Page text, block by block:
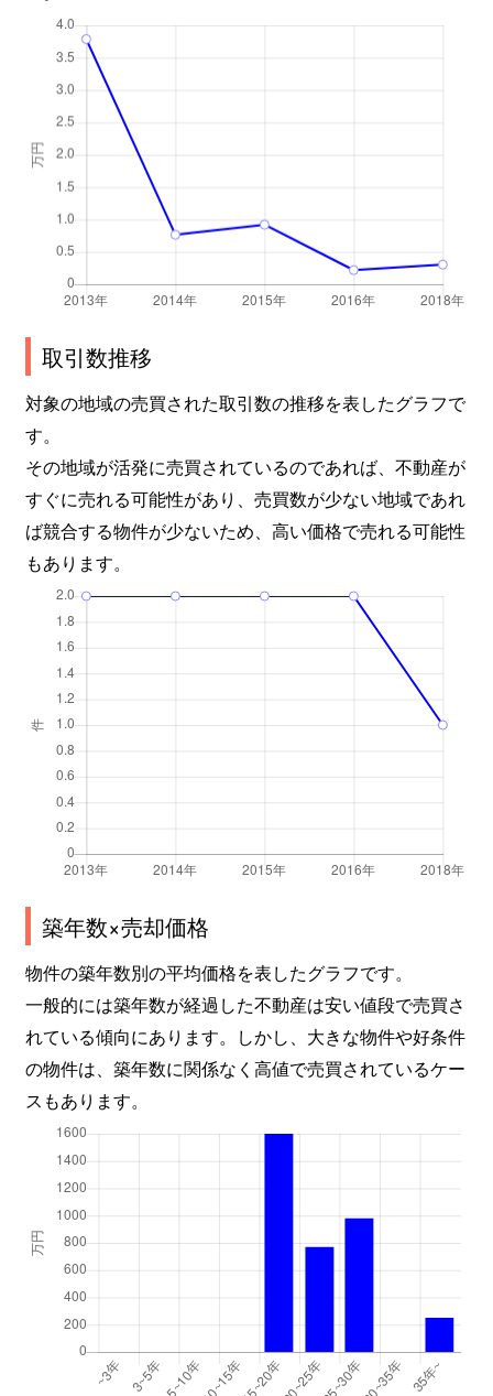
取引数推移
対象の地域の売買された取引数の推移を表したグラフで
す。
その地域が活発に売買されているのであれば、不動産が
すぐに売れる可能性があり、売買数が少ない地域であれ
ば競合する物件が少ないため、高い価格で売れる可能性
もあります。
築年数×売却価格
物件の築年数別の平均価格を表したグラフです。
一般的には築年数が経過した不動産は安い値段で売買さ
れている傾向にあります。しかし、大きな物件や好条件
の物件は、築年数に関係なく高値で売買されているケー
スもあります。